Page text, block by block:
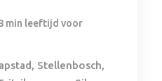
min leeftijd voor
Stellenbosch,